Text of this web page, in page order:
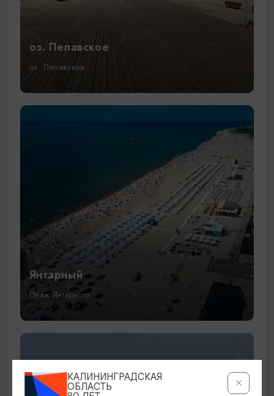
оз. Пелавское
оз. Пелавское
Янтарный
Пляж Янтарного
КАЛИНИНГРАДСКАЯ
ОБЛАСТЬ